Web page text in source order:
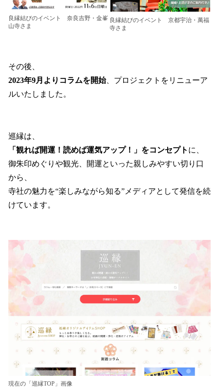
良縁結びのイベント 奈良吉野・金峯
山寺さま
良縁結びのイベント 京都宇治・萬福
寺さま
その後、
2023年9月よりコラムを開始、プロジェクトをリニューア
ルいたしました。
巡縁は、
「観れば開運！読めば運気アップ！」をコンセプト に、
御朱印めぐりや観光、開運といった親しみやすい切り口
から、
寺社の魅力を“楽しみながら知る”メディアとして発信を続
けています。
現在の「巡縁TOP」画像